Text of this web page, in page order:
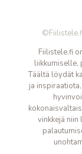
Fiilistele.fi
liikkumiselle,
Täältä löydät
ja
vinkkejä niin